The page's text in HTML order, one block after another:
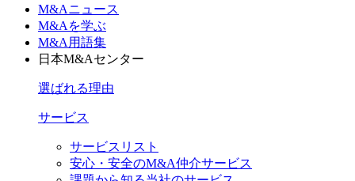
M&Aニュース
M&Aを学ぶ
M&A用語集
日本M&Aセンター
選ばれる理由
サービス
サービスリスト
安心・安全のM&A仲介サービス